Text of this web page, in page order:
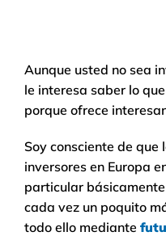
Aunque usted no sea
le interesa saber lo
porque ofrece
Soy consciente de que
inversores en Europa
particular
cada vez un poquito
todo ello mediante